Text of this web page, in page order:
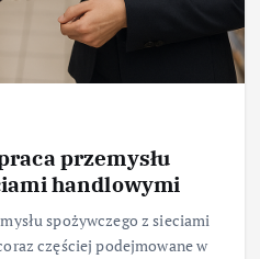
przemysłu
handlowymi
spożywczego z sieciami
częściej podejmowane w